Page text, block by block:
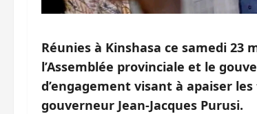
Réunies à Kinshasa ce samedi
l’Assemblée provinciale et le
d’engagement visant à apaiser
gouverneur Jean-Jacques Purusi.